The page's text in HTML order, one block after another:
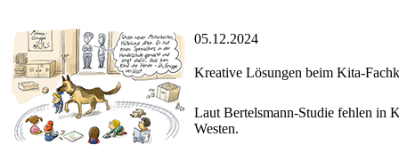
05.12.2024
Kreative Lösungen beim Kita-
Laut Bertelsmann-Studie fehlen in
Westen.